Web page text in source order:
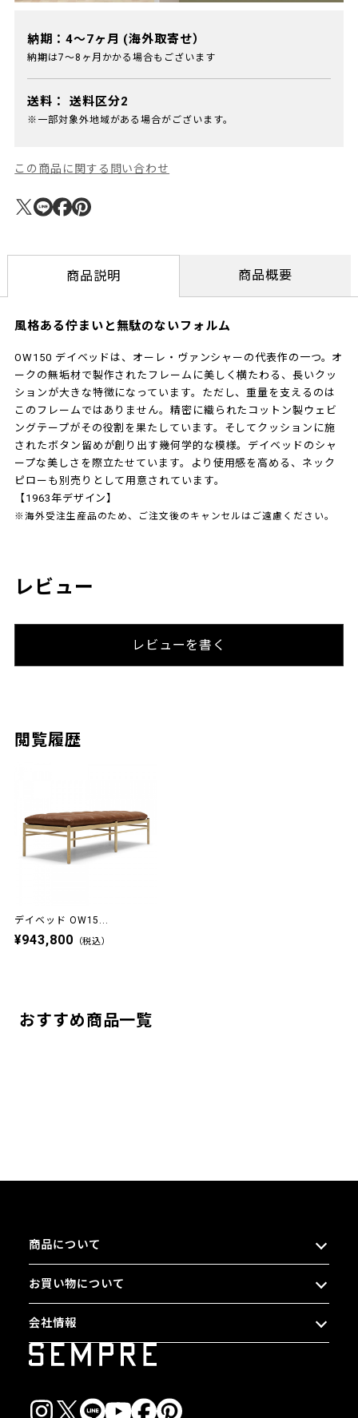
納期：4～7ヶ月 (海外取寄せ）
納期は7～8ヶ月かかる場合もございます
送料： 送料区分2
※一部対象外地域がある場合がございます。
この商品に関する問い合わせ
商品説明 商品概要
風格ある佇まいと無駄のないフォルム
OW150 デイベッドは、オーレ・ヴァンシャーの代表作の一つ。オ
ークの無垢材で製作されたフレームに美しく横たわる、長いクッ
ションが大きな特徴になっています。ただし、重量を支えるのは
このフレームではありません。精密に織られたコットン製ウェビ
ングテープがその役割を果たしています。そしてクッションに施
されたボタン留めが創り出す幾何学的な模様。デイベッドのシャ
ープな美しさを際立たせています。より使用感を高める、ネック
ピローも別売りとして用意されています。
【1963年デザイン】
※海外受注生産品のため、ご注文後のキャンセルはご遠慮ください。
レビュー
レビューを書く
閲覧履歴
デイベッド OW15...
¥943,800 （税込）
おすすめ商品一覧
商品について
お買い物について
会社情報